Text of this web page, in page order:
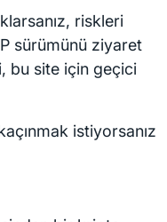
riskleri
sürümünü ziyaret
bu site için geçici
istiyorsanız